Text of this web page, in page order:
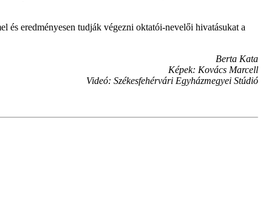
és eredményesen tudják végezni oktatói-nevelői hivatásukat a
Berta Kata
Képek: Kovács Marcell
Videó: Székesfehérvári Egyházmegyei Stúdió